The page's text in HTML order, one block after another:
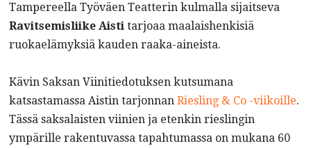
Tampereella Työväen Teatterin kulmalla sijaitseva
Ravitsemisliike Aisti tarjoaa maalaishenkisiä
ruokaelämyksiä kauden raaka-aineista.
Kävin Saksan Viinitiedotuksen kutsumana
katsastamassa Aistin tarjonnan Riesling & Co -viikoille.
Tässä saksalaisten viinien ja etenkin rieslingin
ympärille rakentuvassa tapahtumassa on mukana 60